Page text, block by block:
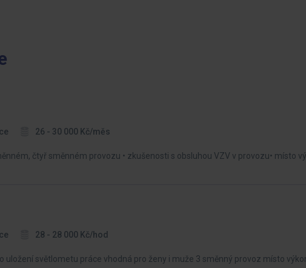
26 - 30 000 Kč/měs
čtyř směnném provozu • zkušenosti s obsluhou VZV v provozu• místo
28 - 28 000 Kč/hod
uložení světlometu práce vhodná pro ženy i muže 3 směnný provoz místo